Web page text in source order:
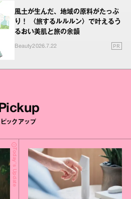
風土が生んだ、地域の原料がたっぷ
り！ 〈旅するルルルン〉で叶えるう
るおい美肌と旅の余韻
Beauty2026.7.22 PR
Pickup
ピックアップ
Today's Update